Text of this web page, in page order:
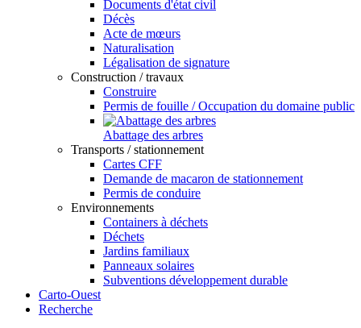
Documents d'état civil
Décès
Acte de mœurs
Naturalisation
Légalisation de signature
Construction / travaux
Construire
Permis de fouille / Occupation du domaine public
Abattage des arbres
Transports / stationnement
Cartes CFF
Demande de macaron de stationnement
Permis de conduire
Environnements
Containers à déchets
Déchets
Jardins familiaux
Panneaux solaires
Subventions développement durable
Carto-Ouest
Recherche